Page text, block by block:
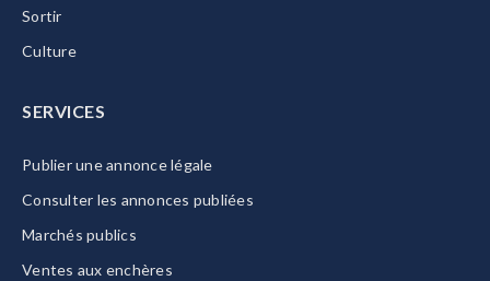
Sortir
Culture
SERVICES
Publier une annonce légale
Consulter les annonces publiées
Marchés publics
Ventes aux enchères